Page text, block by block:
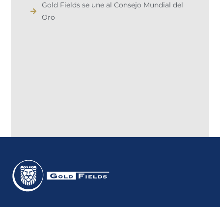
Gold Fields se une al Consejo Mundial del
Oro